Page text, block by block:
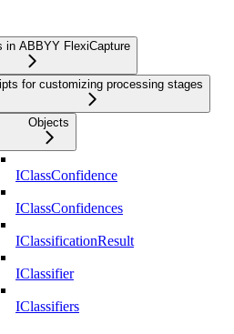
in ABBYY FlexiCapture
for customizing processing stages
Objects
IClassConfidence
IClassConfidences
IClassificationResult
IClassifier
IClassifiers